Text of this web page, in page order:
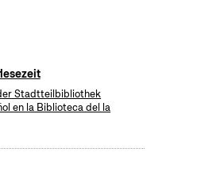
Stadtteilbibliothek
en la Biblioteca del la